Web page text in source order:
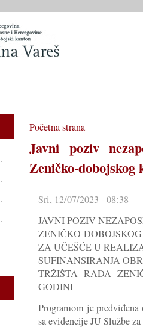
Početna strana
Javni poziv
Zeničko-dobojskog
Sri, 12/07/2023 - 08:38
JAVNI POZIV
ZENIČKO-
ZA UČEŠĆE U
SUFINANSIRANJA
TRŽIŠTA RADA
GODINI
Programom je
sa evidencije JU Službe